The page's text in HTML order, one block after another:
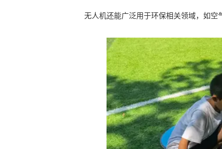
无人机还能广泛用于环保相关领域，如空